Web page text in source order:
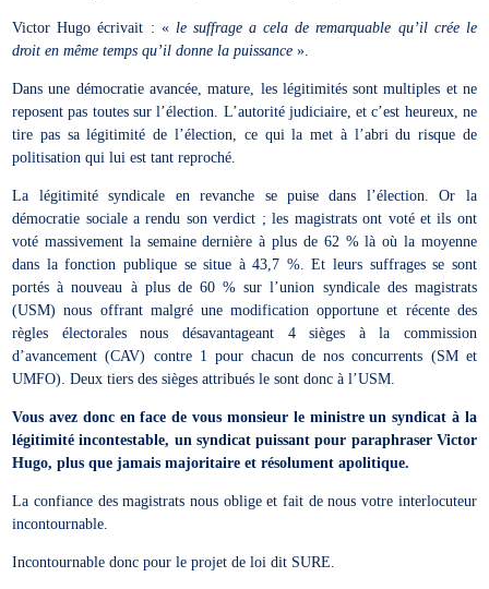
Victor Hugo écrivait : « le suffrage a cela de remarquable qu’il crée le
droit en même temps qu’il donne la puissance ».
Dans une démocratie avancée, mature, les légitimités sont multiples et ne
reposent pas toutes sur l’élection. L’autorité judiciaire, et c’est heureux, ne
tire pas sa légitimité de l’élection, ce qui la met à l’abri du risque de
politisation qui lui est tant reproché.
La légitimité syndicale en revanche se puise dans l’élection. Or la
démocratie sociale a rendu son verdict ; les magistrats ont voté et ils ont
voté massivement la semaine dernière à plus de 62 % là où la moyenne
dans la fonction publique se situe à 43,7 %. Et leurs suffrages se sont
portés à nouveau à plus de 60 % sur l’union syndicale des magistrats
(USM) nous offrant malgré une modification opportune et récente des
règles électorales nous désavantageant 4 sièges à la commission
d’avancement (CAV) contre 1 pour chacun de nos concurrents (SM et
UMFO). Deux tiers des sièges attribués le sont donc à l’USM.
Vous avez donc en face de vous monsieur le ministre un syndicat à la
légitimité incontestable, un syndicat puissant pour paraphraser Victor
Hugo, plus que jamais majoritaire et résolument apolitique.
La confiance des magistrats nous oblige et fait de nous votre interlocuteur
incontournable.
Incontournable donc pour le projet de loi dit SURE.